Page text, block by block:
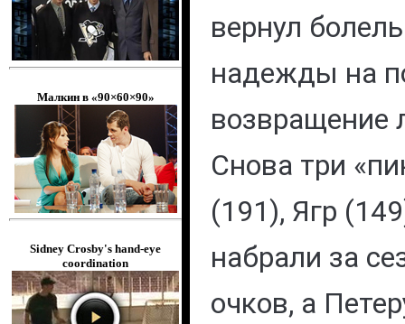
Малкин в «90×60×90»
Sidney Crosby's hand-eye
coordination
вернул
надежды на
возвращение
Снова три
(191), Ягр
набрали за
очков, а